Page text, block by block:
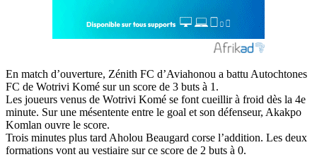
En match d’ouverture, Zénith FC d’Aviahonou a battu Autochtones
FC de Wotrivi Komé sur un score de 3 buts à 1.
Les joueurs venus de Wotrivi Komé se font cueillir à froid dès la 4e
minute. Sur une mésentente entre le goal et son défenseur, Akakpo
Komlan ouvre le score.
Trois minutes plus tard Aholou Beaugard corse l’addition. Les deux
formations vont au vestiaire sur ce score de 2 buts à 0.